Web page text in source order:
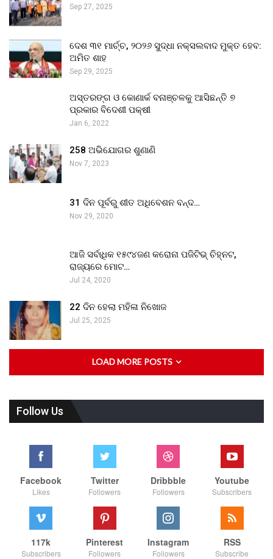
Sep 27, 2025
ଦେଶ ୩୧ ମାର୍ଚ୍ଚ, ୨୦୨୬ ସୁଦ୍ଧା ନକ୍ସଲବାଦ ମୁକ୍ତ ହେବ:
ଅମିତ ଶାହ
Sep 29, 2025
ଅସ୍ତରଙ୍ଗ ଓ କୋଣାର୍କ ବନାଞ୍ଚଳକୁ ଆସିଛନ୍ତି ୭
ପ୍ରକାର ବିଦେଶୀ ପକ୍ଷୀ
Jan 6, 2022
258 ଅଭିଯୋଗର ଶୁଣାଣି
Nov 7, 2023
31 ଦିନ ପୂର୍ବରୁ ଶୀତ ଅଧିବେଶନ ବନ୍ଦ…
Nov 29, 2020
ଆଜି ସର୍ବାଧିକ ୧୫୯୪ଜଣ କରୋନା ପଜିଟିଭ୍ ଚିହ୍ନଟ,
ରାଜ୍ୟରେ ମୋଟ…
Jul 24, 2020
22 ଦିନ ହେଲା ମହିଳା ନିଖୋଜ
Jul 25, 2025
LOAD MORE POSTS
Follow Us
Facebook
Likes
Twitter
Followers
Dribbble
Followers
Youtube
Subscribers
117k
Subscribers
Pinterest
Followers
Instagram
Followers
RSS
Subscribe